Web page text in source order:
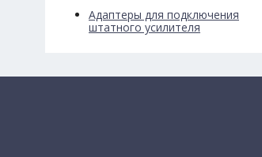
Адаптеры для подключения
штатного усилителя